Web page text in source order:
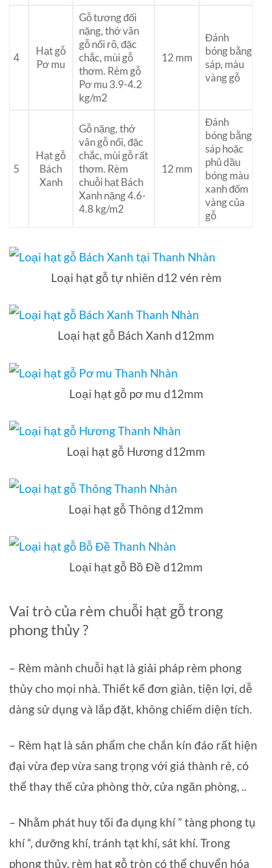
4
Hạt gỗ
Pơ mu
Gỗ tương đối
nặng, thớ vân
gỗ nổi rõ, đặc
chắc, mùi gỗ
thơm. Rèm gỗ
Pơ mu 3.9-4.2
kg/m2
12 mm
Đánh
bóng bằng
sáp, màu
vàng gỗ
5
Hạt gỗ
Bách
Xanh
Gỗ nặng, thớ
vân gỗ nổi, đặc
chắc, mùi gỗ rất
thơm. Rèm
chuỗi hạt Bách
Xanh nặng 4.6-
4.8 kg/m2
12 mm
Đánh
bóng bằng
sáp hoặc
phủ dầu
bóng màu
xanh đốm
vàng của
gỗ
Loại hạt gỗ tự nhiên d12 vén rèm
Loại hạt gỗ Bách Xanh d12mm
Loại hạt gỗ pơ mu d12mm
Loại hạt gỗ Hương d12mm
Loại hạt gỗ Thông d12mm
Loại hạt gỗ Bồ Đề d12mm
Vai trò của rèm chuỗi hạt gỗ trong
phong thủy ?
– Rèm mành chuỗi hạt là giải pháp rèm phong
thủy cho mọi nhà. Thiết kế đơn giản, tiện lợi, dễ
dàng sử dụng và lắp đặt, không chiếm diện tích.
– Rèm hạt là sản phẩm che chắn kín đáo rất hiện
đại vừa đep vừa sang trọng với giá thành rẻ, có
thể thay thế cửa phòng thờ, cửa ngăn phòng, ..
– Nhằm phát huy tối đa dụng khí ” tàng phong tụ
khí “, dưỡng khí, tránh tạt khí, sát khí. Trong
phong thủy, rèm hạt gỗ tròn có thể chuyển hóa